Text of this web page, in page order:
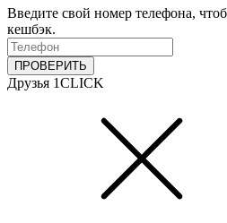
Введите свой номер телефона,
кешбэк.
ПРОВЕРИТЬ
Друзья 1CLICK